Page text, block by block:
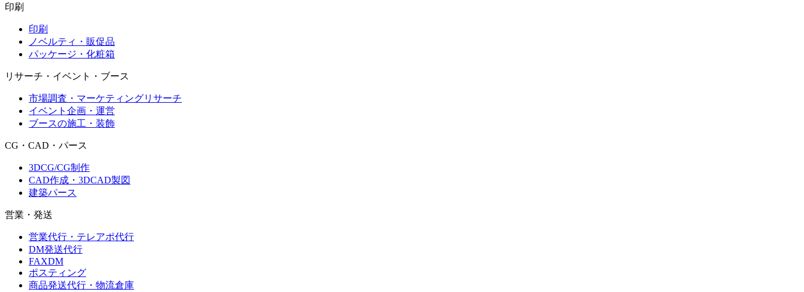
印刷
印刷
ノベルティ・販促品
パッケージ・化粧箱
リサーチ・イベント・ブース
市場調査・マーケティングリサーチ
イベント企画・運営
ブースの施工・装飾
CG・CAD・パース
3DCG/CG制作
CAD作成・3DCAD製図
建築パース
営業・発送
営業代行・テレアポ代行
DM発送代行
FAXDM
ポスティング
商品発送代行・物流倉庫